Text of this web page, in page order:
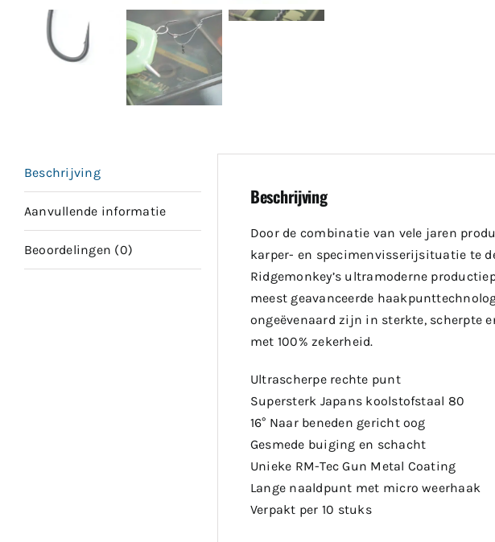
Beschrijving
Aanvullende informatie
Beoordelingen (0)
Beschrijving
Door de combinatie van vele jaren
karper- en specimenvisserijsituatie te
Ridgemonkey’s ultramoderne
meest geavanceerde
ongeëvenaard zijn in sterkte, scherpte
met 100% zekerheid.
Ultrascherpe rechte punt
Supersterk Japans koolstofstaal 80
16° Naar beneden gericht oog
Gesmede buiging en schacht
Unieke RM-Tec Gun Metal Coating
Lange naaldpunt met micro weerhaak
Verpakt per 10 stuks